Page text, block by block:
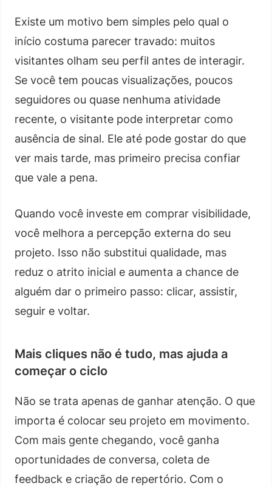
Existe um motivo bem simples pelo qual o
início costuma parecer travado: muitos
visitantes olham seu perfil antes de interagir.
Se você tem poucas visualizações, poucos
seguidores ou quase nenhuma atividade
recente, o visitante pode interpretar como
ausência de sinal. Ele até pode gostar do que
ver mais tarde, mas primeiro precisa confiar
que vale a pena.
Quando você investe em comprar visibilidade,
você melhora a percepção externa do seu
projeto. Isso não substitui qualidade, mas
reduz o atrito inicial e aumenta a chance de
alguém dar o primeiro passo: clicar, assistir,
seguir e voltar.
Mais cliques não é tudo, mas ajuda a
começar o ciclo
Não se trata apenas de ganhar atenção. O que
importa é colocar seu projeto em movimento.
Com mais gente chegando, você ganha
oportunidades de conversa, coleta de
feedback e criação de repertório. Com o